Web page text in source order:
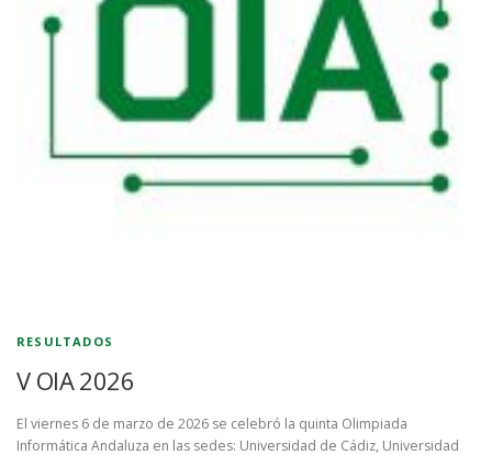
RESULTADOS
V OIA 2026
El viernes 6 de marzo de 2026 se celebró la quinta Olimpiada
Informática Andaluza en las sedes: Universidad de Cádiz, Universidad